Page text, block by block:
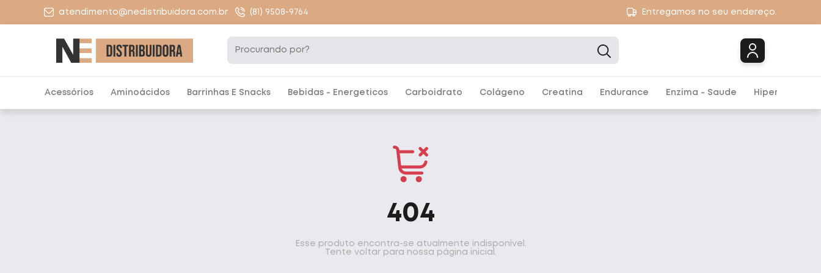
atendimento@nedistribuidora.com.br (81) 9508-9764 Entregamos no seu endereço.
Acessórios Aminoácidos Barrinhas E Snacks Bebidas - Energeticos Carboidrato Colágeno Creatina Endurance Enzima - Saude Hipercalórico
404
Esse produto encontra-se atualmente indisponível.
Tente voltar para nossa página inicial.